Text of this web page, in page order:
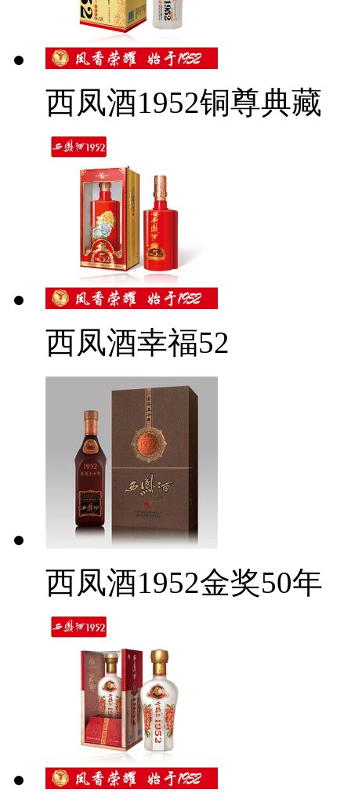
西凤酒1952铜尊典藏
西凤酒幸福52
西凤酒1952金奖50年